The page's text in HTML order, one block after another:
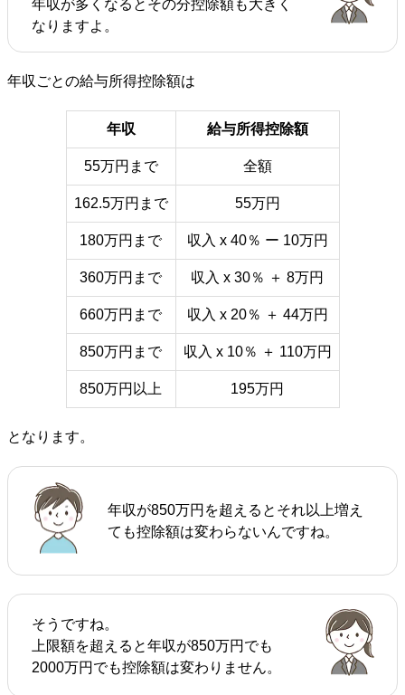
年収が多くなるとその分控除額も大きく
なりますよ。
年収ごとの給与所得控除額は
年収 給与所得控除額
55万円まで 全額
162.5万円まで 55万円
180万円まで 収入 x 40％ ー 10万円
360万円まで 収入 x 30％ ＋ 8万円
660万円まで 収入 x 20％ ＋ 44万円
850万円まで 収入 x 10％ ＋ 110万円
850万円以上 195万円
となります。
年収が850万円を超えるとそれ以上増え
ても控除額は変わらないんですね。
そうですね。
上限額を超えると年収が850万円でも
2000万円でも控除額は変わりません。